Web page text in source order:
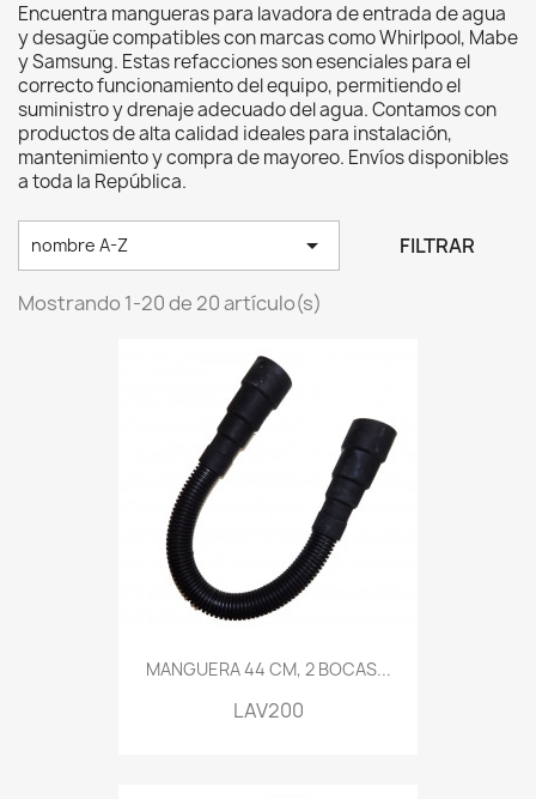
Encuentra mangueras para lavadora de entrada de agua
y desagüe compatibles con marcas como Whirlpool, Mabe
y Samsung. Estas refacciones son esenciales para el
correcto funcionamiento del equipo, permitiendo el
suministro y drenaje adecuado del agua. Contamos con
productos de alta calidad ideales para instalación,
mantenimiento y compra de mayoreo. Envíos disponibles
a toda la República.
nombre A-Z  FILTRAR
Mostrando 1-20 de 20 artículo(s)
MANGUERA 44 CM, 2 BOCAS...
LAV200